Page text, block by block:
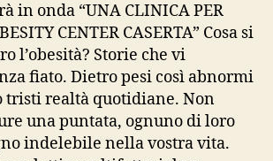
in onda “UNA CLINICA PER
CENTER CASERTA” Cosa si
l’obesità? Storie che vi
fiato. Dietro pesi così abnormi
tristi realtà quotidiane. Non
una puntata, ognuno di loro
indelebile nella vostra vita.